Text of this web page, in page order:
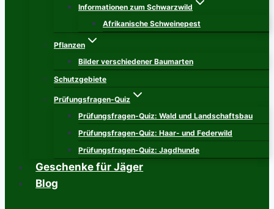
Informationen zum Schwarzwild
Afrikanische Schweinepest
Pflanzen
Bilder verschiedener Baumarten
Schutzgebiete
Prüfungsfragen-Quiz
Prüfungsfragen-Quiz: Wald und Landschaftsbau
Prüfungsfragen-Quiz: Haar- und Federwild
Prüfungsfragen-Quiz: Jagdhunde
Geschenke für Jäger
Blog